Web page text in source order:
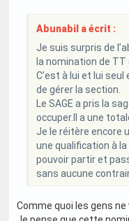
Abunabil a écrit :
Je suis surpris de
la nomination de TT
C’est à lui et lui
de gérer la section.
Le SAGE a pris la
occuper.Il a une
Je le réitère encore
une qualification à
pouvoir partir et
sans aucune
Comme quoi les gens